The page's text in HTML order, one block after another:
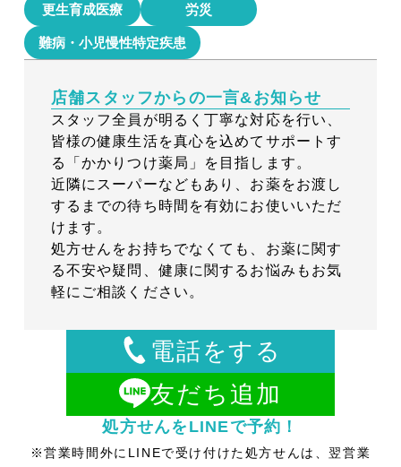
更生育成医療 労災
難病・小児慢性特定疾患
店舗スタッフからの一言&お知らせ
スタッフ全員が明るく丁寧な対応を行い、
皆様の健康生活を真心を込めてサポートす
る「かかりつけ薬局」を目指します。
近隣にスーパーなどもあり、お薬をお渡し
するまでの待ち時間を有効にお使いいただ
けます。
処方せんをお持ちでなくても、お薬に関す
る不安や疑問、健康に関するお悩みもお気
軽にご相談ください。
電話をする
友だち追加
処方せんをLINEで予約！
※営業時間外にLINEで受け付けた処方せんは、翌営業